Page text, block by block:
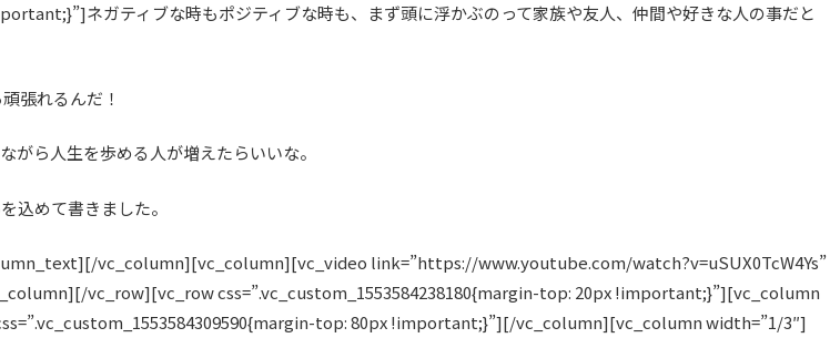
ネガティブな時もポジティブな時も、まず頭に浮かぶのって家族や友人、仲間や好きな人の事だと
張れるんだ！
がら人生を歩める人が増えたらいいな。
込めて書きました。
vc_column][vc_column][vc_video link=”https://www.youtube.com/watch?v=uSUX0TcW4Ys”
vc_row][vc_row css=”.vc_custom_1553584238180{margin-top: 20px !important;}”][vc_column
top: 80px !important;}”][/vc_column][vc_column width=”1/3″]